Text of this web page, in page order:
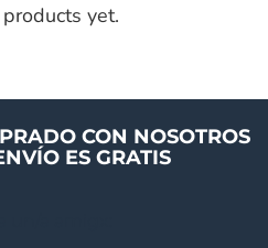
yet.
CON NOSOTROS
ES GRATIS